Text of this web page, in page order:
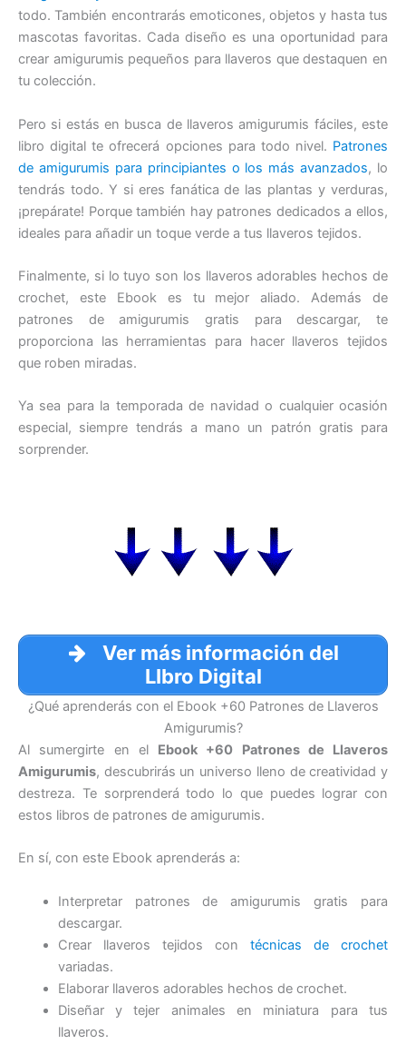
todo. También encontrarás emoticones, objetos y hasta tus
mascotas favoritas. Cada diseño es una oportunidad para
crear amigurumis pequeños para llaveros que destaquen en
tu colección.
Pero si estás en busca de llaveros amigurumis fáciles, este
libro digital te ofrecerá opciones para todo nivel. Patrones
de amigurumis para principiantes o los más avanzados, lo
tendrás todo. Y si eres fanática de las plantas y verduras,
¡prepárate! Porque también hay patrones dedicados a ellos,
ideales para añadir un toque verde a tus llaveros tejidos.
Finalmente, si lo tuyo son los llaveros adorables hechos de
crochet, este Ebook es tu mejor aliado. Además de
patrones de amigurumis gratis para descargar, te
proporciona las herramientas para hacer llaveros tejidos
que roben miradas.
Ya sea para la temporada de navidad o cualquier ocasión
especial, siempre tendrás a mano un patrón gratis para
sorprender.
Ver más información del
LIbro Digital
¿Qué aprenderás con el Ebook +60 Patrones de Llaveros
Amigurumis?
Al sumergirte en el Ebook +60 Patrones de Llaveros
Amigurumis, descubrirás un universo lleno de creatividad y
destreza. Te sorprenderá todo lo que puedes lograr con
estos libros de patrones de amigurumis.
En sí, con este Ebook aprenderás a:
Interpretar patrones de amigurumis gratis para
descargar.
Crear llaveros tejidos con técnicas de crochet
variadas.
Elaborar llaveros adorables hechos de crochet.
Diseñar y tejer animales en miniatura para tus
llaveros.